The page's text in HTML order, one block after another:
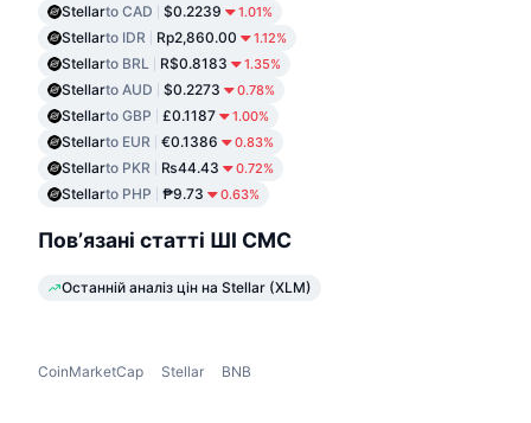
Stellarto CAD $0.2239 1.01%
Stellarto IDR Rp2,860.00 1.12%
Stellarto BRL R$0.8183 1.35%
Stellarto AUD $0.2273 0.78%
Stellarto GBP £0.1187 1.00%
Stellarto EUR €0.1386 0.83%
Stellarto PKR ₨44.43 0.72%
Stellarto PHP ₱9.73 0.63%
Пов’язані статті ШІ CMC
Останній аналіз цін на Stellar (XLM)
CoinMarketCap Stellar BNB